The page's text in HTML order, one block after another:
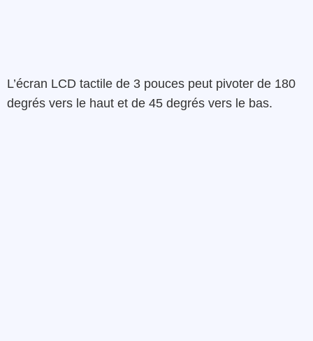
L’écran LCD tactile de 3 pouces peut pivoter de 180
degrés vers le haut et de 45 degrés vers le bas.